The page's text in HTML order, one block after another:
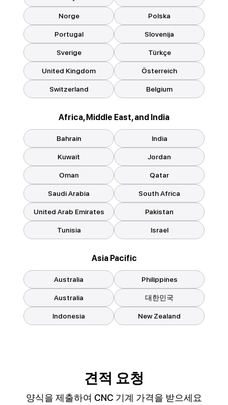
Norge Polska
Portugal Slovenija
Sverige Türkçe
United Kingdom Österreich
Switzerland Belgium
Africa, Middle East, and India
Bahrain India
Kuwait Jordan
Oman Qatar
Saudi Arabia South Africa
United Arab Emirates Pakistan
Tunisia Israel
Asia Pacific
Australia Philippines
Australia 대한민국
Indonesia New Zealand
견적 요청
양식을 제출하여 CNC 기계 가격을 받으세요